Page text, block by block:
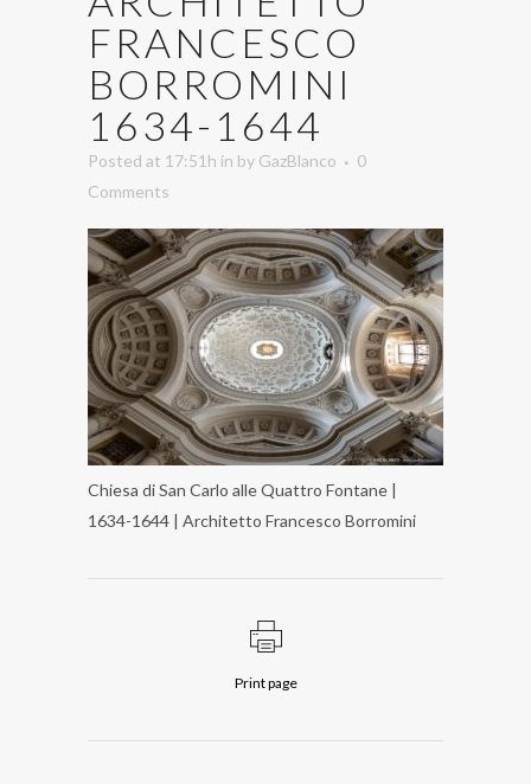
FRANCESCO
BORROMINI
1634-1644
Posted at 17:51h in by GazBlanco
0
Comments
Chiesa di San Carlo alle Quattro Fontane |
1634-1644 | Architetto Francesco Borromini
Print page